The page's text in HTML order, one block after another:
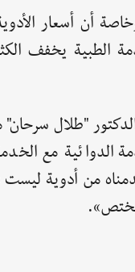
أن أسعار
الطبية يخفف
"طلال سرحان"
مع
من أدوية